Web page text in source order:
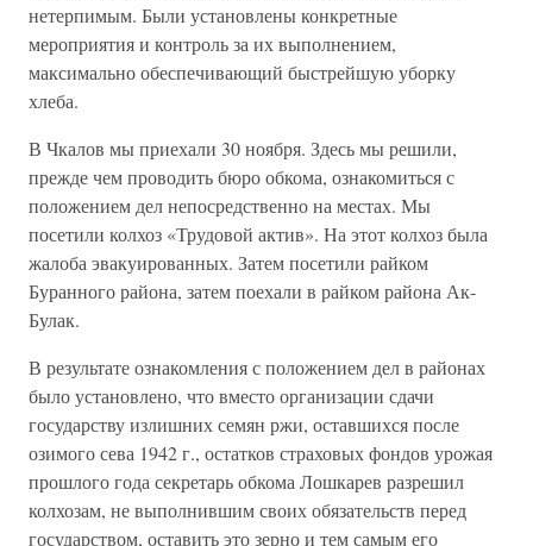
нетерпимым. Были установлены конкретные
мероприятия и контроль за их выполнением,
максимально обеспечивающий быстрейшую уборку
хлеба.
В Чкалов мы приехали 30 ноября. Здесь мы решили,
прежде чем проводить бюро обкома, ознакомиться с
положением дел непосредственно на местах. Мы
посетили колхоз «Трудовой актив». На этот колхоз была
жалоба эвакуированных. Затем посетили райком
Буранного района, затем поехали в райком района Ак-
Булак.
В результате ознакомления с положением дел в районах
было установлено, что вместо организации сдачи
государству излишних семян ржи, оставшихся после
озимого сева 1942 г., остатков страховых фондов урожая
прошлого года секретарь обкома Лошкарев разрешил
колхозам, не выполнившим своих обязательств перед
государством, оставить это зерно и тем самым его